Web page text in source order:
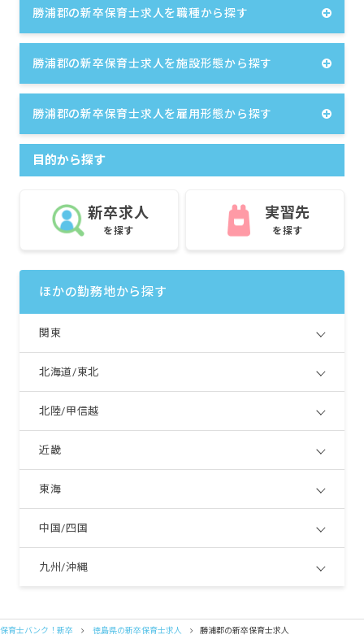
勝浦郡の新卒保育士求人を職種から探す
勝浦郡の新卒保育士求人を施設形態から探す
勝浦郡の新卒保育士求人を雇用形態から探す
目的から探す
新卒求人
を探す
実習先
を探す
ほかの勤務地から探す
関東
北海道/東北
北陸/甲信越
近畿
東海
中国/四国
九州/沖縄
保育士バンク！新卒 徳島県の新卒保育士求人 勝浦郡の新卒保育士求人